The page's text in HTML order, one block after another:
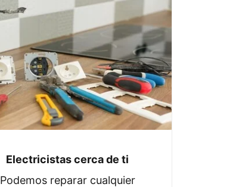
Electricistas cerca de ti
Podemos reparar cualquier